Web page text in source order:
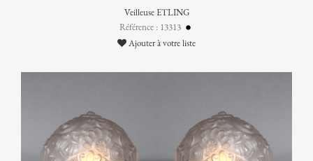
Veilleuse ETLING
Référence : 13313
Ajouter à votre liste